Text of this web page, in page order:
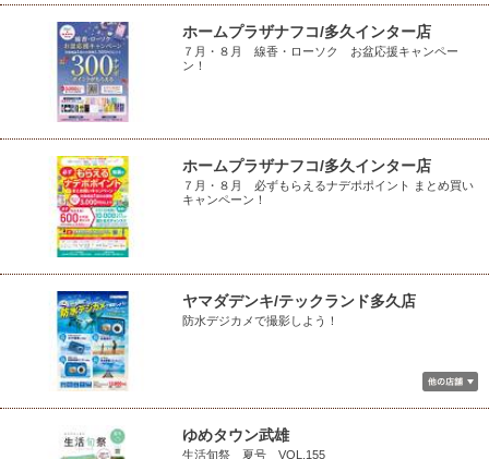
ホームプラザナフコ/多久インター店
７月・８月 線香・ローソク お盆応援キャンペー
ン！
ホームプラザナフコ/多久インター店
７月・８月 必ずもらえるナデポポイント まとめ買い
キャンペーン！
ヤマダデンキ/テックランド多久店
防水デジカメで撮影しよう！
ゆめタウン武雄
生活旬祭 夏号 VOL.155_